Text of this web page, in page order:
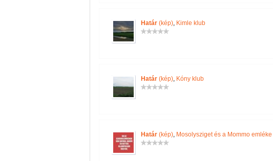
Határ (kép), Kimle klub
Határ (kép), Kóny klub
Határ (kép), Mosolysziget és a Mommo emléke